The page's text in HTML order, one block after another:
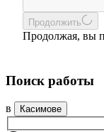
Продолжить
Продолжая, вы
Поиск работы
в Касимове